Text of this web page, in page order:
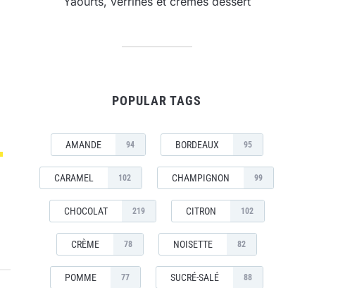
POPULAR TAGS
AMANDE 94 BORDEAUX 95
CARAMEL 102 CHAMPIGNON 99
CHOCOLAT 219 CITRON 102
CRÈME 78 NOISETTE 82
POMME 77 SUCRÉ-SALÉ 88